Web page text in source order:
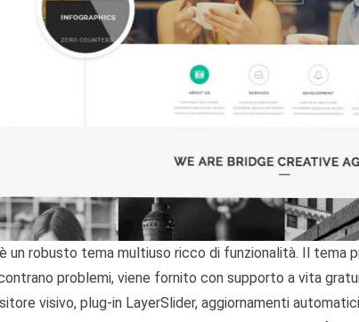
un robusto tema multiuso ricco di funzionalità. Il tema
problemi, viene fornito con supporto a vita
visivo, plug-in LayerSlider, aggiornamenti